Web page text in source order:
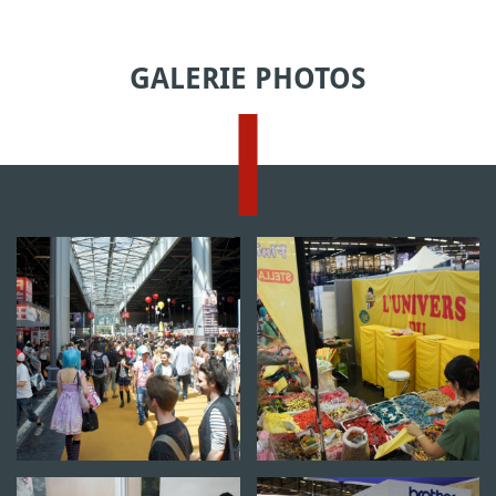
GALERIE PHOTOS